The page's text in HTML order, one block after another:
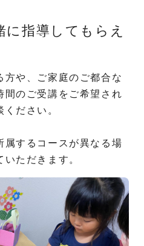
指導してもらえ
方や、ご家庭のご都合な
間のご受講をご希望され
ださい。
属するコースが異なる場
ただきます。